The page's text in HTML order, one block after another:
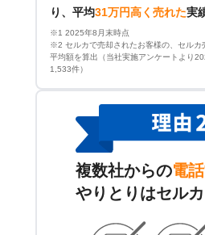
り、平均31万円高く売れた実
※1 2025年8月末時点
※2 セルカで売却されたお客様の、セルカ
平均額を算出（当社実施アンケートより
1,533件）
複数社からの電
やりとりはセル